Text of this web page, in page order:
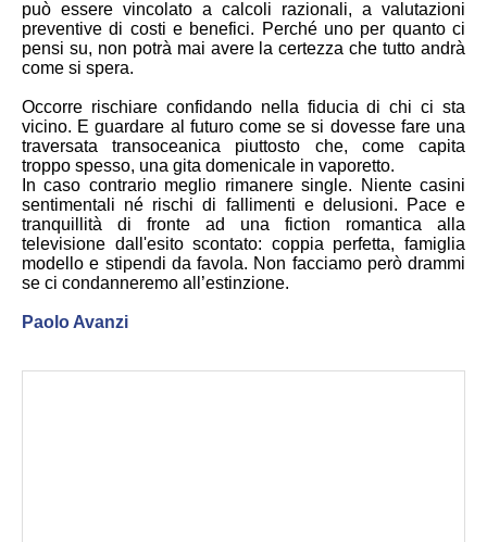
può essere vincolato a calcoli razionali, a valutazioni
preventive di costi e benefici. Perché uno per quanto ci
pensi su, non potrà mai avere la certezza che tutto andrà
come si spera.
Occorre rischiare confidando nella fiducia di chi ci sta
vicino. E guardare al futuro come se si dovesse fare una
traversata transoceanica piuttosto che, come capita
troppo spesso, una gita domenicale in vaporetto.
In caso contrario meglio rimanere single. Niente casini
sentimentali né rischi di fallimenti e delusioni. Pace e
tranquillità di fronte ad una fiction romantica alla
televisione dall'esito scontato: coppia perfetta, famiglia
modello e stipendi da favola. Non facciamo però drammi
se ci condanneremo all’estinzione.
Paolo Avanzi